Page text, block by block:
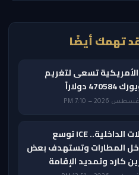
تهمك أيضًا
الأمريكية تسعى لتغريم
دولاراً
حتى في الرحلات الداخلية.. ICE توسع
المطارات وتستهدف بعض
كارد وتمديد الإقامة